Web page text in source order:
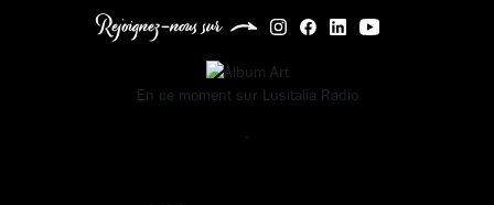
Rejoignez-nous sur
En ce moment sur Lusitalia Radio
-